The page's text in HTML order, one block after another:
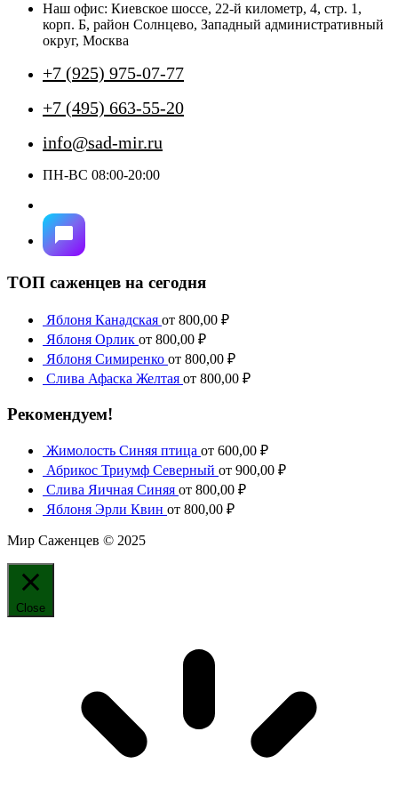
на
странице
Наш офис: Киевское шоссе, 22-й километр, 4, стр. 1,
корп. Б, район Солнцево, Западный административный
округ, Москва
+7 (925) 975-07-77
+7 (495) 663-55-20
info@sad-mir.ru
ПН-ВС 08:00-20:00
ТОП саженцев на сегодня
Яблоня Канадская от 800,00 ₽
Яблоня Орлик от 800,00 ₽
Яблоня Симиренко от 800,00 ₽
Слива Афаска Желтая от 800,00 ₽
Рекомендуем!
Жимолость Синяя птица от 600,00 ₽
Абрикос Триумф Северный от 900,00 ₽
Слива Яичная Синяя от 800,00 ₽
Яблоня Эрли Квин от 800,00 ₽
Мир Саженцев © 2025
Close